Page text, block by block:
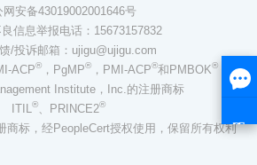
网安备43019002001646号
信息举报电话：15673157832
/投诉邮箱：ujigu@ujigu.com
ACP®，PgMP®，PMI-ACP®和PMBOK®
Institute，Inc.的注册商标
ITIL®、PRINCE2®
商标，经PeopleCert授权使用，保留所有权利